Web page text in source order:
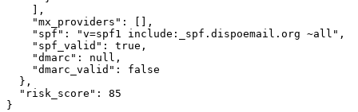
    ],
    "mx_providers": [],
    "spf": "v=spf1 include:_spf.dispoemail.org ~all",
    "spf_valid": true,
    "dmarc": null,
    "dmarc_valid": false
  },
  "risk_score": 85
}